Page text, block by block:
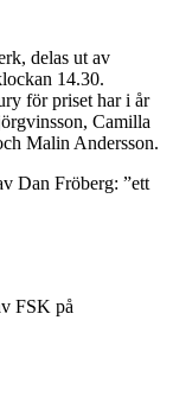
delas ut av
14.30.
för priset har i år
Camilla
Malin Andersson.
Dan Fröberg: ”ett
FSK på